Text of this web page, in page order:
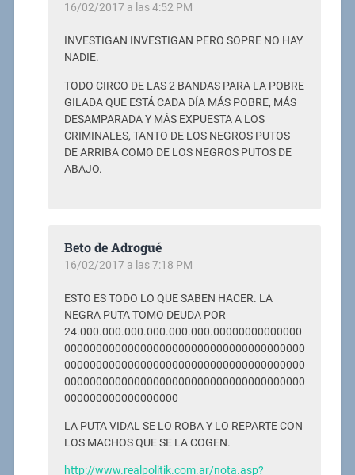
16/02/2017 a las 4:52 PM
INVESTIGAN INVESTIGAN PERO SOPRE NO HAY
NADIE.
TODO CIRCO DE LAS 2 BANDAS PARA LA POBRE
GILADA QUE ESTÁ CADA DÍA MÁS POBRE, MÁS
DESAMPARADA Y MÁS EXPUESTA A LOS
CRIMINALES, TANTO DE LOS NEGROS PUTOS
DE ARRIBA COMO DE LOS NEGROS PUTOS DE
ABAJO.
Beto de Adrogué
16/02/2017 a las 7:18 PM
ESTO ES TODO LO QUE SABEN HACER. LA
NEGRA PUTA TOMO DEUDA POR
24.000.000.000.000.000.000.00000000000000
00000000000000000000000000000000000000
00000000000000000000000000000000000000
00000000000000000000000000000000000000
000000000000000000
LA PUTA VIDAL SE LO ROBA Y LO REPARTE CON
LOS MACHOS QUE SE LA COGEN.
http://www.realpolitik.com.ar/nota.asp?